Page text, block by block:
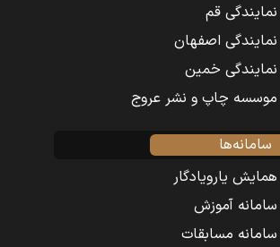
نمایندگی قم
نمایندگی اصفهان
نمایندگی خمین
موسسه چاپ و نشر عروج
سامانه‌ها
همایش یارویادگار
سامانه آموزش
سامانه مسابقات